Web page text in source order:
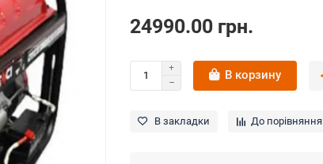
24990.00 грн.
В корзину
В закладки До порівняння